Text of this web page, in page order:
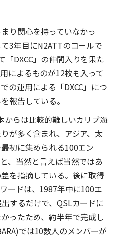
り関心を持っていなかっ
3年目にN2ATTのコールで
「DXCC」の仲間入りを果た
によるものが12枚も入って
の運用による「DXCC」につ
報告している。
からは比較的難しいカリブ海
が多く含まれ、アジア、太
初に集められる100エン
、当然と言えば当然ではあ
を指摘している。後に取得
ードは、1987年中に100エ
するだけで、QSLカードに
ったため、約半年で完成し
では10数人のメンバーが